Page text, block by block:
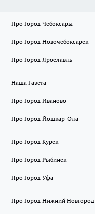
Про Город Чебоксары
Про Город Новочебоксарск
Про Город Ярославль
Наша Газета
Про Город Иваново
Про Город Йошкар-Ола
Про Город Курск
Про Город Рыбинск
Про Город Уфа
Про Город Нижний Новгород